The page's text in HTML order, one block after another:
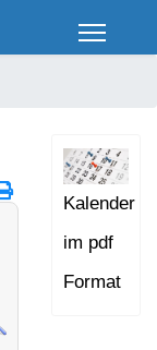
Kalender
im pdf
Format